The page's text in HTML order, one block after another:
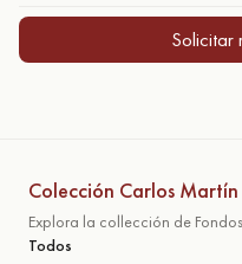
Solicitar
Colección Carlos
Explora la collección de Fondos
Todos